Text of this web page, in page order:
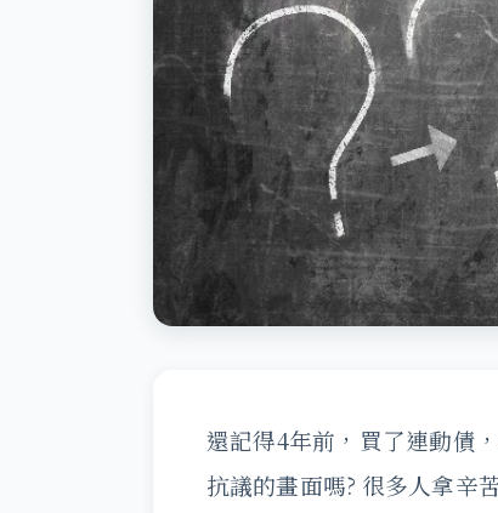
還記得4年前，買了連動債
抗議的畫面嗎? 很多人拿辛